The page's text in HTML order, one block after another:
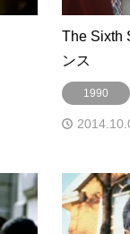
The Sixth
ンス
1990